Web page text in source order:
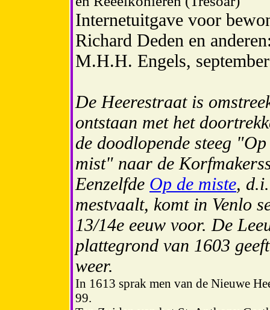
Internetuitgave voor
Richard Deden en
M.H.H. Engels,
De Heerestraat is
ontstaan met het
de doodlopende steeg "Op
mist" naar de
Eenzelfde Op de miste,
mestvaalt, komt in Venlo
13/14e eeuw voor. De
plattegrond van 1603
weer.
In 1613 sprak men van de Nieuwe
99.